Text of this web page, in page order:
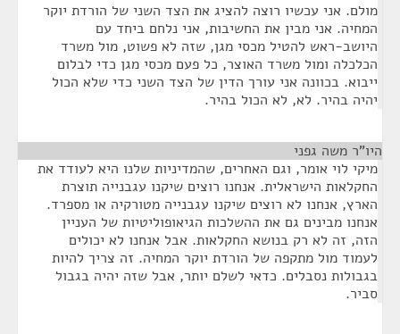
מולם. אני עכשיו רוצה להציג את הצד השני של הורדת יוקר
המחיה. אני מבין את החשיבות, אני נלחם ביחד עם
היושב-ראש להטיל מכסי מגן, שזה לא פשוט, מול משרד
הכלכלה ומול משרד האוצר, כל פעם מכסי מגן כדי לבלום
ייבוא. בכוונה אני עורך הדין של הצד השני כדי שלא הכול
יהיה בהיר. לא, לא הכול בהיר.
היו"ר משה גפני
מיקי לוי אומר, וגם האחרים, שהמדיניות שלנו היא לעודד את
החקלאות הישראלית. אנחנו רוצים שיקנו עגבנייה תוצרת
הארץ, אנחנו לא רוצים שיקנו עגבנייה מטורקיה או מספרד.
אנחנו מבינים גם את ההשלכות הגיאופוליטיות של העניין
הזה, זה לא רק בנושא החקלאות. אבל אנחנו לא יכולים
לעמוד מול מתקפה של הורדת יוקר המחיה. זה צריך להיות
בגבולות נסבלים. כדאי לשלם יותר, אבל שזה יהיה בגבול
סביר.